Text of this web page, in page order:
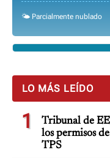
🌤️ Parcialmente nublado
LO MÁS LEÍDO
1
Tribunal de
los permisos
TPS